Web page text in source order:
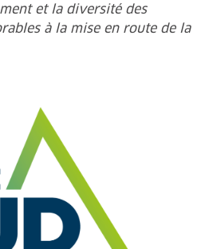
et la diversité des
à la mise en route de la